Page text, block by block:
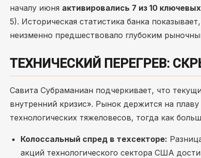
началу июня активировались 7 из 10
5). Историческая статистика банка
неизменно предшествовало глубоким
ТЕХНИЧЕСКИЙ ПЕРЕГРЕВ:
Савита Субраманиан подчеркивает, что
внутренний кризис». Рынок держится на
технологических тяжеловесов, тогда как
Колоссальный спред в техсекторе:
акций технологического сектора США